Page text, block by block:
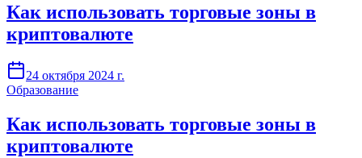
Как использовать торговые зоны в
криптовалюте
24 октября 2024 г.
Образование
Как использовать торговые зоны в
криптовалюте